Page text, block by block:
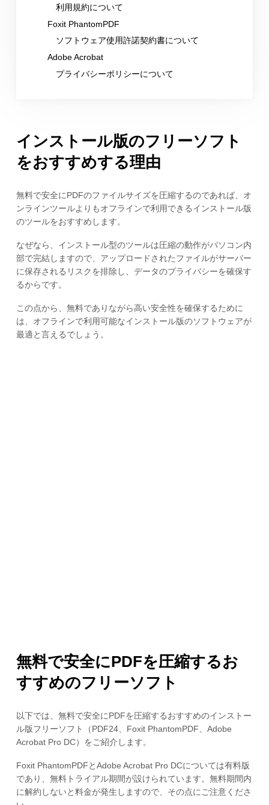
利用規約について
Foxit PhantomPDF
ソフトウェア使用許諾契約書について
Adobe Acrobat
プライバシーポリシーについて
インストール版のフリーソフト
をおすすめする理由
無料で安全にPDFのファイルサイズを圧縮するのであれば、オ
ンラインツールよりもオフラインで利用できるインストール版
のツールをおすすめします。
なぜなら、インストール型のツールは圧縮の動作がパソコン内
部で完結しますので、アップロードされたファイルがサーバー
に保存されるリスクを排除し、データのプライバシーを確保す
るからです。
この点から、無料でありながら高い安全性を確保するために
は、オフラインで利用可能なインストール版のソフトウェアが
最適と言えるでしょう。
無料で安全にPDFを圧縮するお
すすめのフリーソフト
以下では、無料で安全にPDFを圧縮するおすすめのインストー
ル版フリーソフト（PDF24、Foxit PhantomPDF、Adobe
Acrobat Pro DC）をご紹介します。
Foxit PhantomPDFとAdobe Acrobat Pro DCについては有料版
であり、無料トライアル期間が設けられています。無料期間内
に解約しないと料金が発生しますので、その点にご注意くださ